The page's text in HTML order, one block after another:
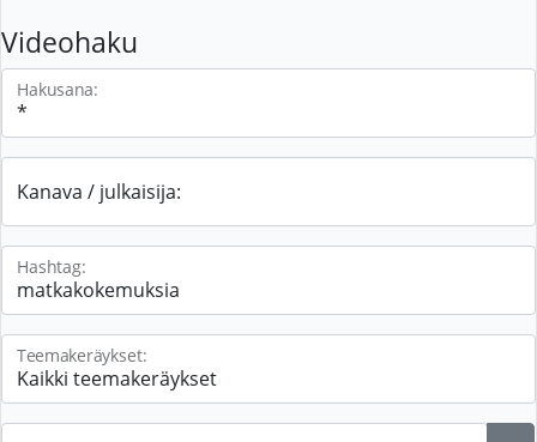
Videohaku
Hakusana:
Kanava / julkaisija:
Hashtag:
Teemakeräykset: